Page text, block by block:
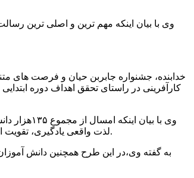
وی با بیان اینکه مهم ترین و اصلی ترین
خدابنده، جشنواره جابربن حیان و فرصت های
کارآفرینی در راستای تحقق اهداف دوره
لذت واقعی یادگیری، تقویت اعتماد به نفس، پرورش خلاقیت، تقویت همکاری و کار گروهی در دانش آموزان ابتدایی، افزایش رغبت یادگیری و ارتقای سطح علمی، در مدارس دنبال می شود.
به گفته وی،در این طرح همچنین دانش